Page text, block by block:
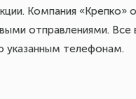
Компания «Крепко»
отправлениями.
указанным телефонам.